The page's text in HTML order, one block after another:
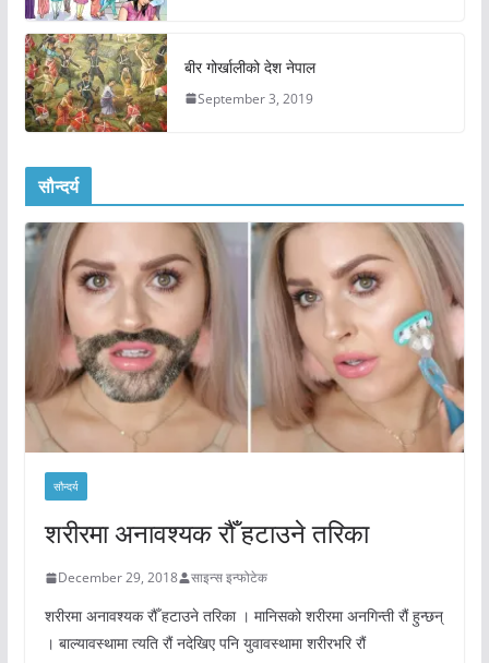
बीर गोर्खालीको देश नेपाल
September 3, 2019
सौन्दर्य
सौन्दर्य
शरीरमा अनावश्यक रौँ हटाउने तरिका
December 29, 2018 साइन्स इन्फोटेक
शरीरमा अनावश्यक रौँ हटाउने तरिका । मानिसको शरीरमा अनगिन्ती रौं हुन्छन्
। बाल्यावस्थामा त्यति रौं नदेखिए पनि युवावस्थामा शरीरभरि रौं